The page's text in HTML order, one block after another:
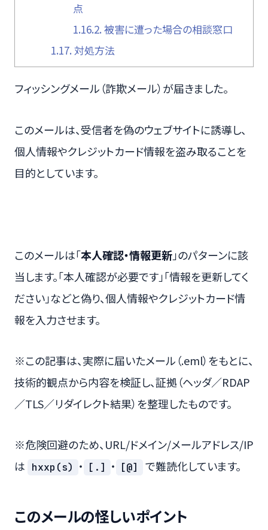
点
1.16.2. 被害に遭った場合の相談窓口
1.17. 対処方法
フィッシングメール（詐欺メール）が届きました。
このメールは、受信者を偽のウェブサイトに誘導し、
個人情報やクレジットカード情報を盗み取ることを
目的としています。
このメールは「本人確認・情報更新」のパターンに該
当します。「本人確認が必要です」「情報を更新してく
ださい」などと偽り、個人情報やクレジットカード情
報を入力させます。
※この記事は、実際に届いたメール（.eml）をもとに、
技術的観点から内容を検証し、証拠（ヘッダ／RDAP
／TLS／リダイレクト結果）を整理したものです。
※危険回避のため、URL/ドメイン/メールアドレス/IP
は hxxp(s) ・ [.] ・ [@] で難読化しています。
このメールの怪しいポイント